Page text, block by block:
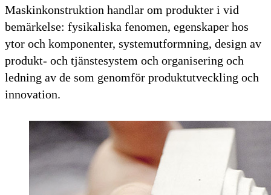
Maskinkonstruktion handlar om produkter i vid
bemärkelse: fysikaliska fenomen, egenskaper hos
ytor och komponenter, systemutformning, design av
produkt- och tjänstesystem och organisering och
ledning av de som genomför produktutveckling och
innovation.